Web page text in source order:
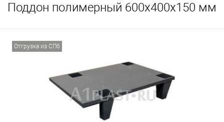
Поддон полимерный 600х400х150 мм
Отгрузка из СПб